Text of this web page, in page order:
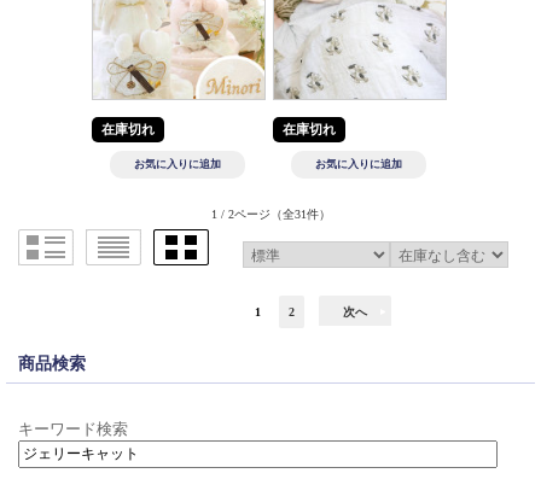
在庫切れ 在庫切れ
1 / 2ページ （全31件）
1 2 次へ
商品検索
キーワード検索